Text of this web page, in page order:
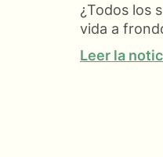
¿Todos los
vida a
Leer la